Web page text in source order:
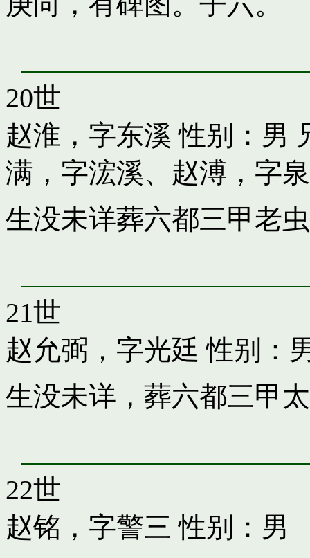
20世
赵淮，字东溪 性别：男
满，字浤溪、 赵溥，字
生没未详葬六都三甲老
21世
赵允弼，字光廷 性别：
生没未详，葬六都三甲
22世
赵铭，字警三 性别：男